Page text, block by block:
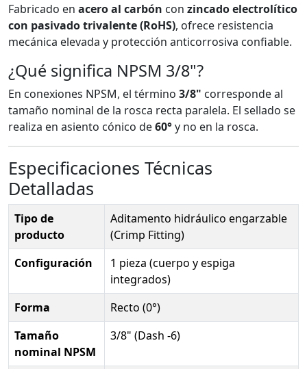
Fabricado en acero al carbón con zincado electrolítico
con pasivado trivalente (RoHS), ofrece resistencia
mecánica elevada y protección anticorrosiva confiable.
¿Qué significa NPSM 3/8"?
En conexiones NPSM, el término 3/8" corresponde al
tamaño nominal de la rosca recta paralela. El sellado se
realiza en asiento cónico de60°y no en la rosca.
Especificaciones Técnicas
Detalladas
Tipo de
producto
Aditamento hidráulico engarzable
(Crimp Fitting)
Configuración
1 pieza (cuerpo y espiga
integrados)
Forma
Recto (0°)
Tamaño
nominal NPSM
3/8" (Dash -6)